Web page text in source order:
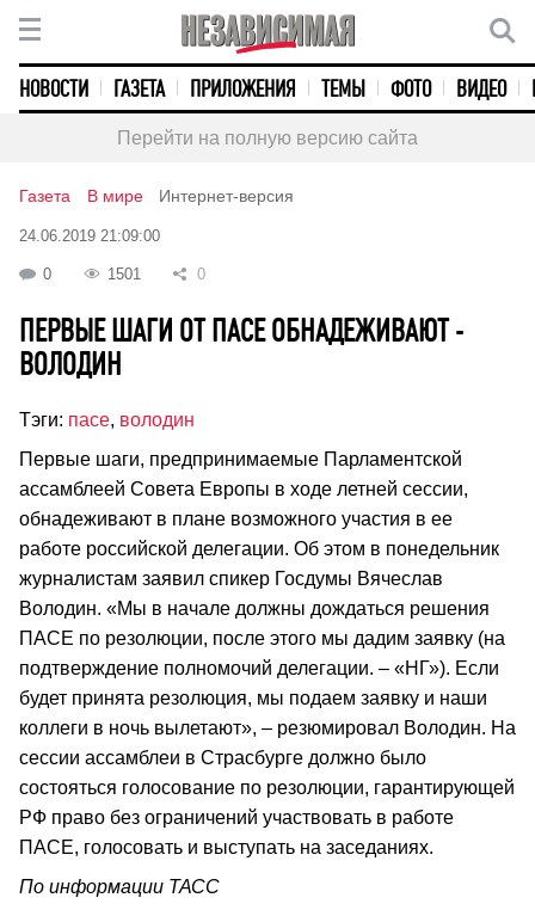
НОВОСТИ ГАЗЕТА ПРИЛОЖЕНИЯ ТЕМЫ ФОТО ВИДЕО
Перейти на полную версию сайта
Газета В мире Интернет-версия
24.06.2019 21:09:00
0 1501 0
ПЕРВЫЕ ШАГИ ОТ ПАСЕ ОБНАДЕЖИВАЮТ -
ВОЛОДИН
Тэги: пасе, володин
Первые шаги, предпринимаемые Парламентской
ассамблеей Совета Европы в ходе летней сессии,
обнадеживают в плане возможного участия в ее
работе российской делегации. Об этом в понедельник
журналистам заявил спикер Госдумы Вячеслав
Володин. «Мы в начале должны дождаться решения
ПАСЕ по резолюции, после этого мы дадим заявку (на
подтверждение полномочий делегации. – «НГ»). Если
будет принята резолюция, мы подаем заявку и наши
коллеги в ночь вылетают», – резюмировал Володин. На
сессии ассамблеи в Страсбурге должно было
состояться голосование по резолюции, гарантирующей
РФ право без ограничений участвовать в работе
ПАСЕ, голосовать и выступать на заседаниях.
По информации ТАСС